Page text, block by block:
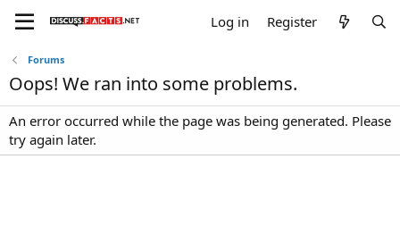
Log in Register
Forums
Oops! We ran into some problems.
An error occurred while the page was being generated. Please
try again later.